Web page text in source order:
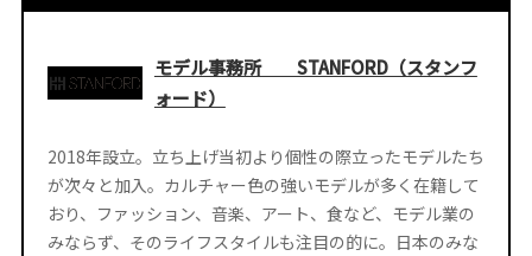
モデル事務所 STANFORD（スタンフ
ォード）
2018年設立。立ち上げ当初より個性の際立ったモデルたち
が次々と加入。カルチャー色の強いモデルが多く在籍して
おり、ファッション、音楽、アート、食など、モデル業の
みならず、そのライフスタイルも注目の的に。日本のみな